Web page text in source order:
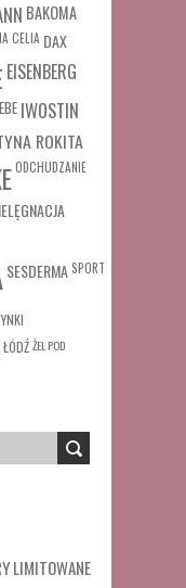
BAKOMA
CELIA DAX
EISENBERG
IWOSTIN
ROKITA
ODCHUDZANIE
SESDERMA SPORT
ŁÓDŹŻEL POD
LIMITOWANE